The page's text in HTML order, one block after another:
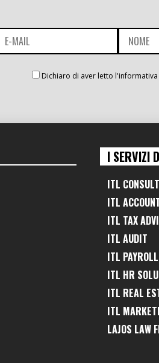
Dichiaro di aver letto
I SERVIZI
ITL
ITL
ITL TAX
ITL AUDIT
ITL PAYROLL
ITL HR
ITL REAL
ITL
LAJOS LAW